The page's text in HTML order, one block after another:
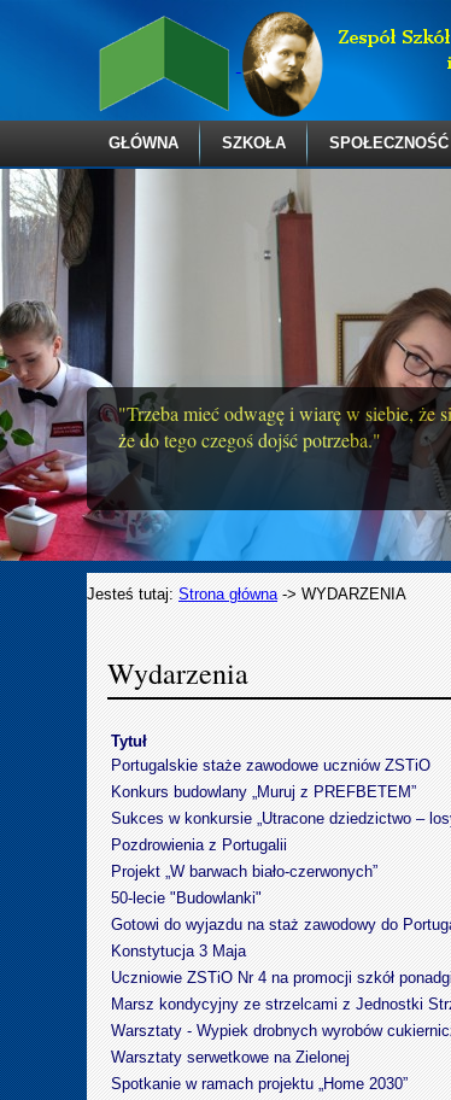
"Trzeba mieć odwagę i wiarę w siebie, że
że do tego czegoś dojść potrzeba."
GŁÓWNA SZKOŁA SPOŁECZNOŚĆ
Jesteś tutaj: Strona główna-> WYDARZENIA
Wydarzenia
Tytuł
Portugalskie staże zawodowe uczniów ZSTiO
Konkurs budowlany „Muruj z PREFBETEM”
Sukces w konkursie „Utracone dziedzictwo –
Pozdrowienia z Portugalii
Projekt „W barwach biało-czerwonych”
50-lecie "Budowlanki"
Gotowi do wyjazdu na staż zawodowy do
Konstytucja 3 Maja
Uczniowie ZSTiO Nr 4 na promocji szkół
Marsz kondycyjny ze strzelcami z Jednostki
Warsztaty - Wypiek drobnych wyrobów
Warsztaty serwetkowe na Zielonej
Spotkanie w ramach projektu „Home 2030”